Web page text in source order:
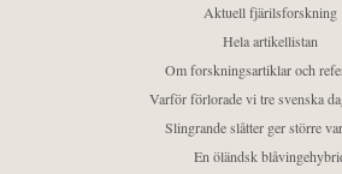
Aktuell fjärilsforskning
Hela artikellistan
Om forskningsartiklar och
Varför förlorade vi tre svenska
Slingrande slåtter ger större
En öländsk